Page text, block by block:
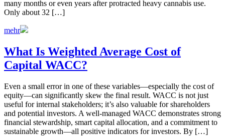
many months or even years after protracted heavy cannabis use.
Only about 32 […]
mehr
What Is Weighted Average Cost of
Capital WACC?
Even a small error in one of these variables—especially the cost of
equity—can significantly skew the final result. WACC is not just
useful for internal stakeholders; it’s also valuable for shareholders
and potential investors. A well-managed WACC demonstrates strong
financial stewardship, smart capital allocation, and a commitment to
sustainable growth—all positive indicators for investors. By […]